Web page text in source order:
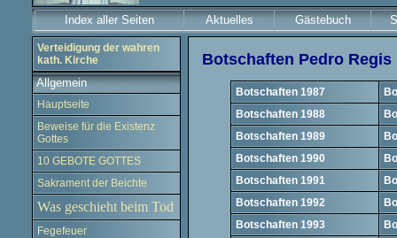
Index aller Seiten Aktuelles Gästebuch
Verteidigung der wahren
kath. Kirche
Allgemein
Hauptseite
Beweise für die Existenz
Gottes
10 GEBOTE GOTTES
Sakrament der Beichte
Was geschieht beim Tod
Fegefeuer
Botschaften Pedro Regis
Botschaften 1987
Botschaften 1988
Botschaften 1989
Botschaften 1990
Botschaften 1991
Botschaften 1992
Botschaften 1993